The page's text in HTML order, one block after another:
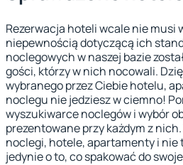
Rezerwacja hoteli wcale nie musi
niepewnością dotyczącą ich
noclegowych w naszej bazie
gości, którzy w nich nocowali.
wybranego przez Ciebie hotelu,
noclegu nie jedziesz w ciemno!
wyszukiwarce noclegów i wybór
prezentowane przy każdym z
noclegi, hotele, apartamenty i nie
jedynie o to, co spakować do